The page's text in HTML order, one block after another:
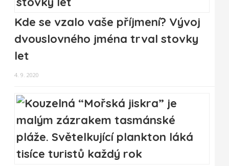
Kde se vzalo vaše příjmení? Vývoj
dvouslovného jména trval stovky
let
4. 9. 2020